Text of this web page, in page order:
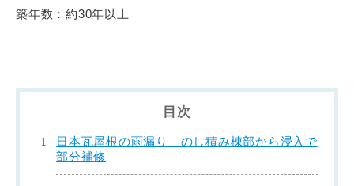
築年数：約30年以上
目次
日本瓦屋根の雨漏り のし積み棟部から浸入で
部分補修